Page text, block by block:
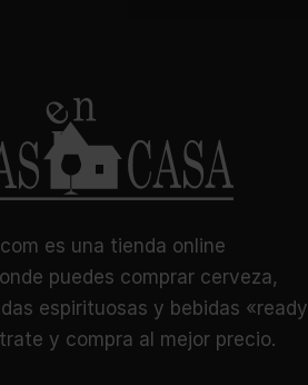
es una tienda online
puedes comprar cerveza,
espirituosas y bebidas «ready
y compra al mejor precio.